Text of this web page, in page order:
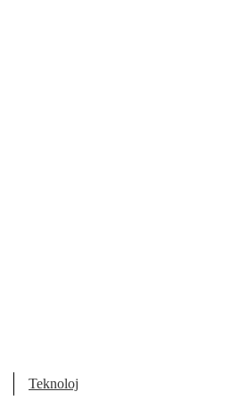
Teknoloji